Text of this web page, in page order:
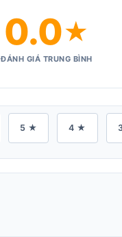
0.0★
ĐÁNH GIÁ TRUNG BÌNH
5 ★ 4 ★